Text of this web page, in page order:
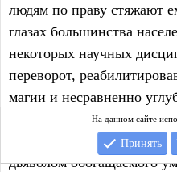
людям по праву стяжают
глазах большинства
некоторых научных
переворот,
магии и несравненно
знанием, которое будет
мышления из его
дьяволом обогащаемого
На данном сайте
Принять